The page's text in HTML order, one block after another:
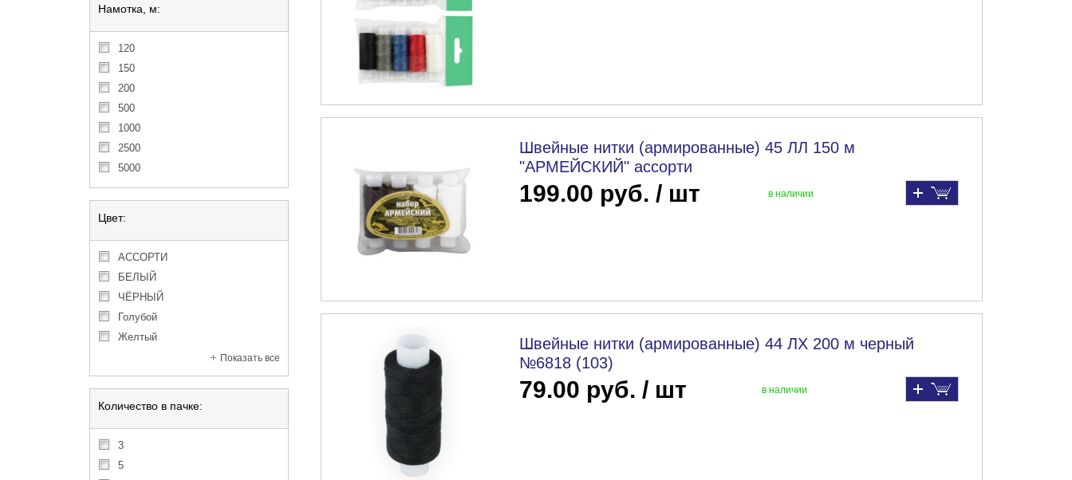
Намотка, м:
120
150
200
500
1000
2500
5000
Цвет:
АССОРТИ
БЕЛЫЙ
ЧЁРНЫЙ
голубой
желтый
Показать все
Количество в пачке:
3
5
Швейные нитки (армированные) 45 ЛЛ 150 м
"АРМЕЙСКИЙ" ассорти
199.00 руб. / шт в наличии
Швейные нитки (армированные) 44 ЛХ 200 м черный
№6818 (103)
79.00 руб. / шт в наличии